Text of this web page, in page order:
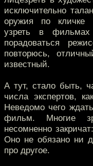
исключительно
оружия по кличке
узреть в
порадоваться
повторюсь,
известный.
А тут, стало быть,
числа экспертов,
Неведомо чего
фильм. Многие
несомненно
Оно не обязано ни
про другое.